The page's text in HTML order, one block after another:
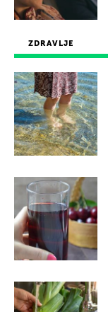
ZDRAVLJE